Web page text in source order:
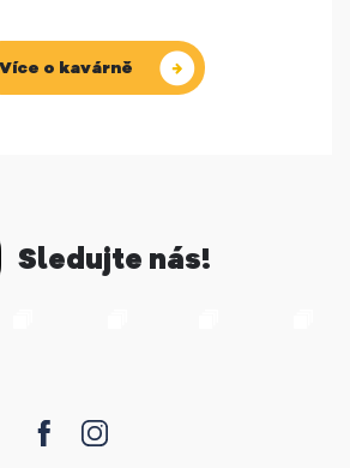
Více o kavárně
Sledujte nás!